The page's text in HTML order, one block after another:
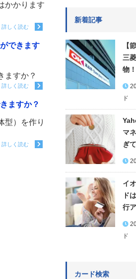
かかります
詳しく読む
できます
ますか？
詳しく読む
ますか？
型）を作り
詳しく読む
新着記事
【
三
物
ド
マ
ぎ
イ
ド
行
ド
カード検索